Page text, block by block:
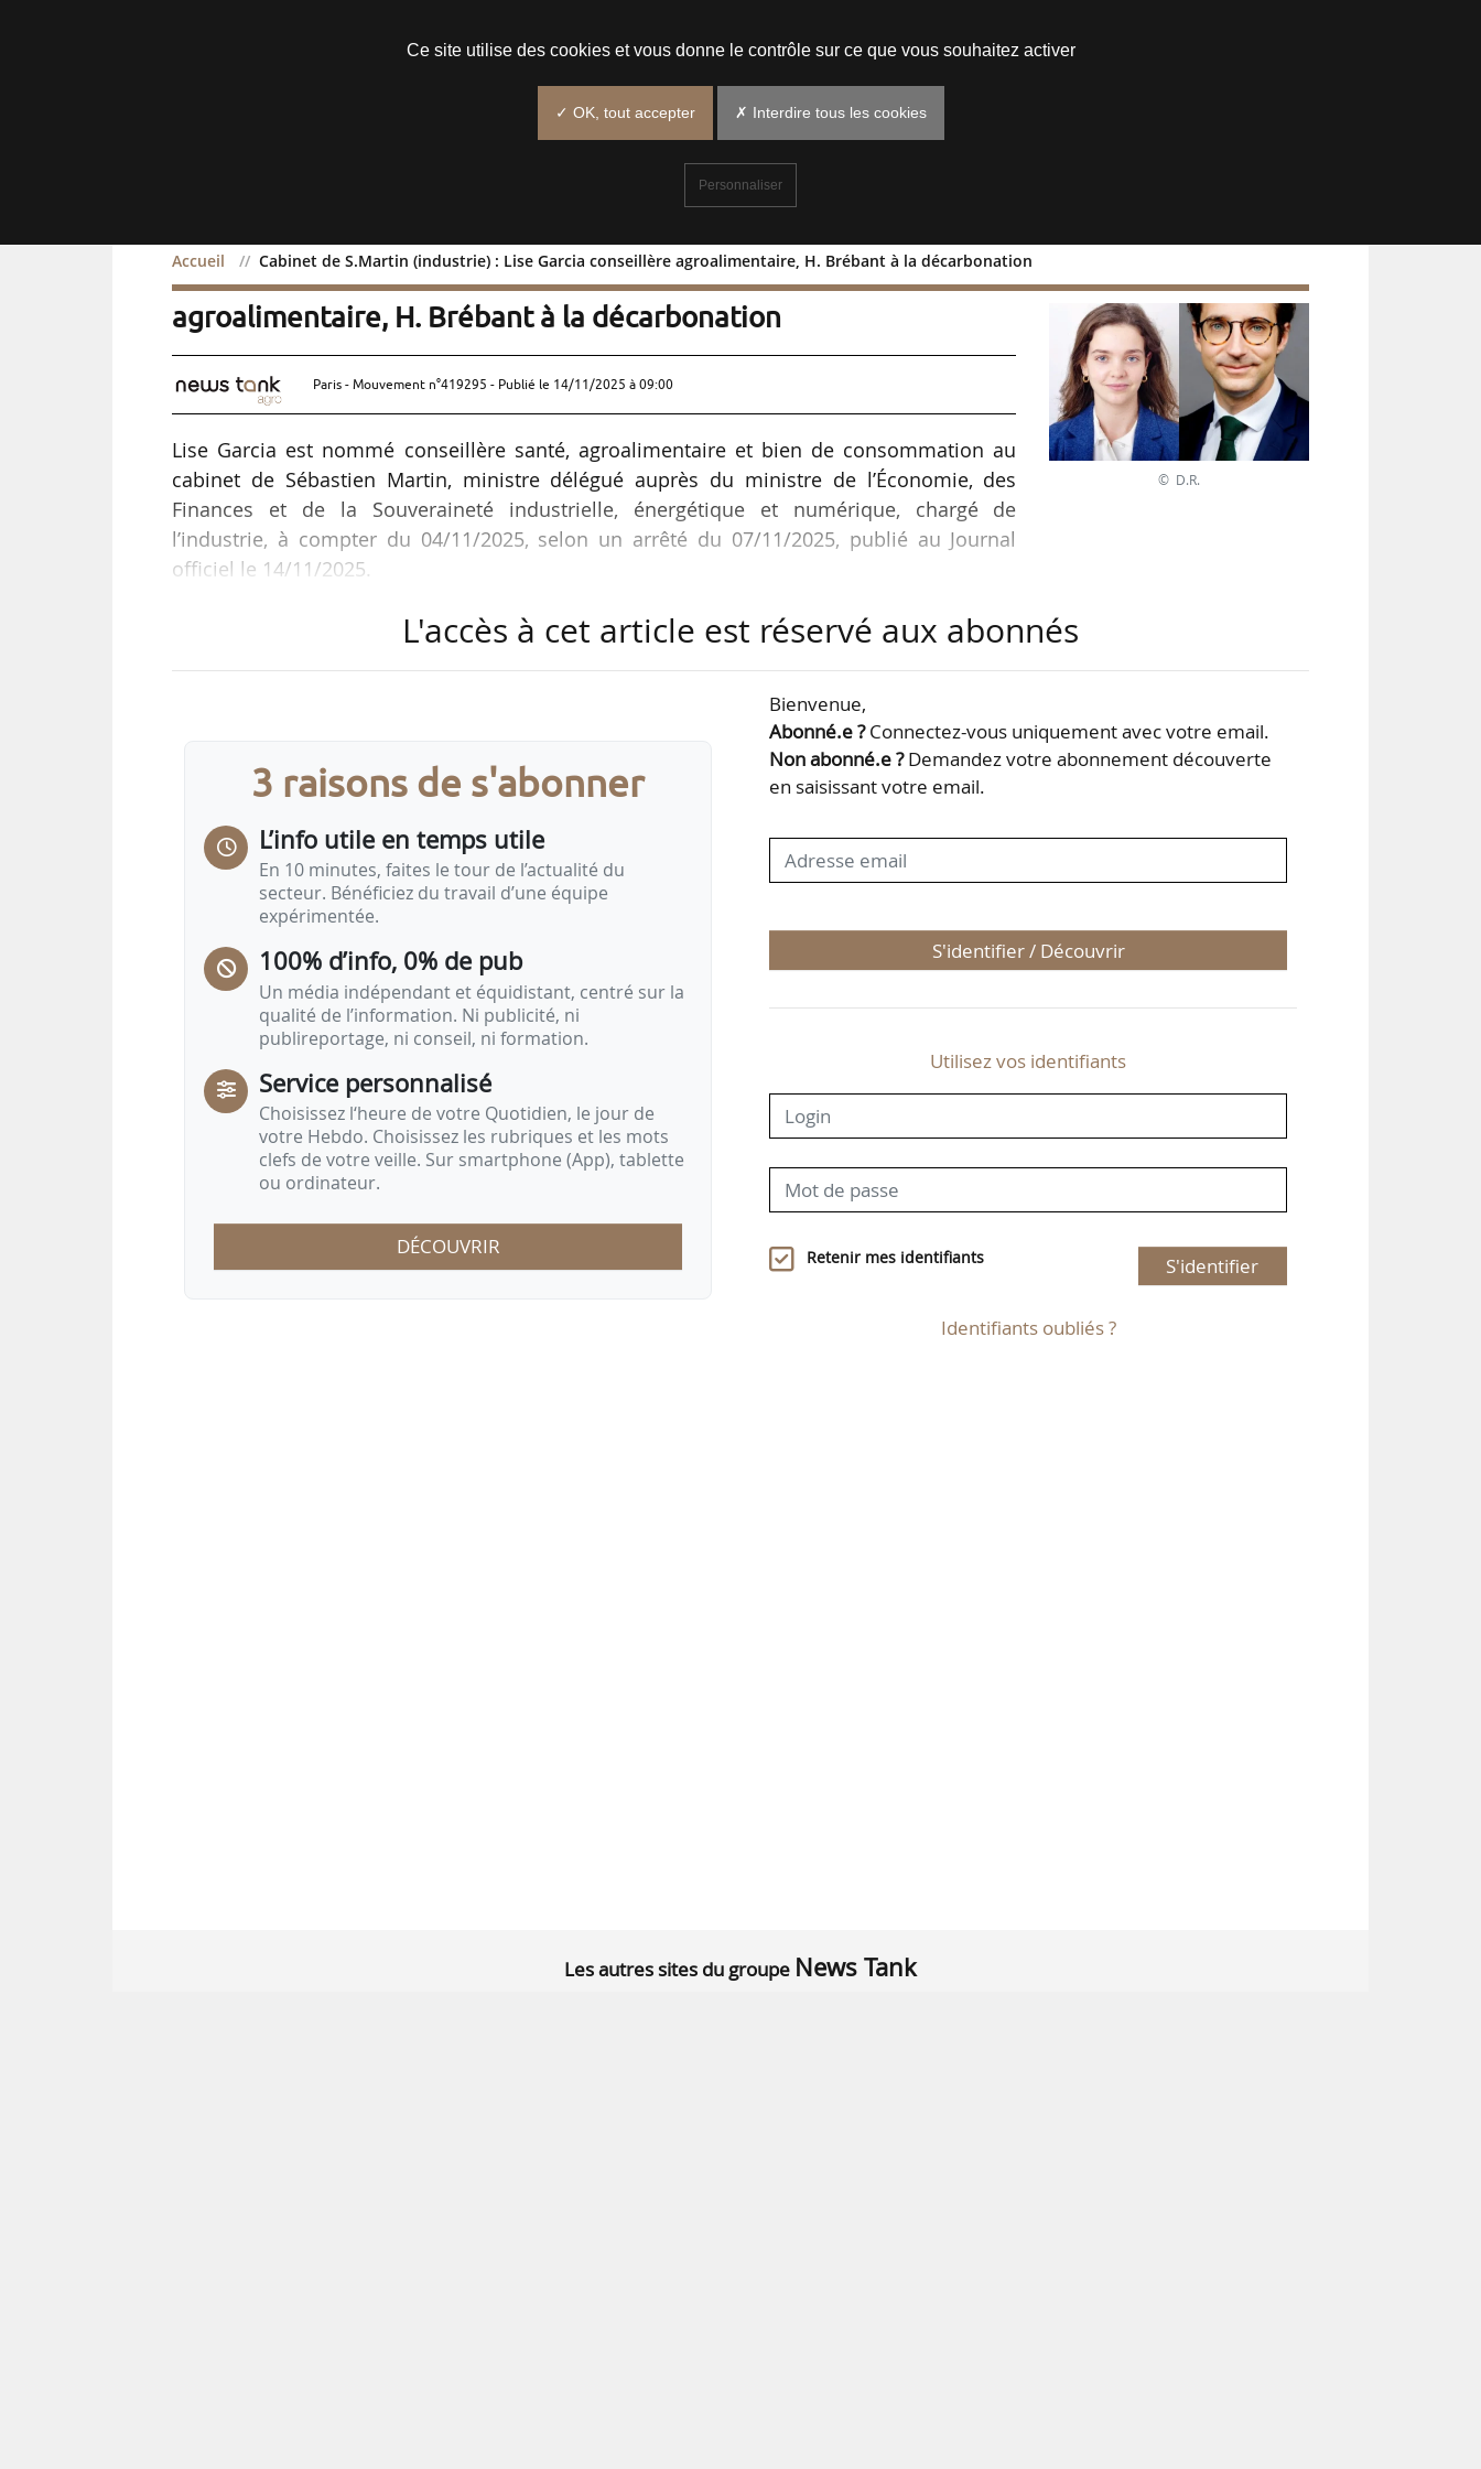
Accueil Cabinet de S.Martin (industrie) : Lise Garcia conseillère agroalimentaire, H. Brébant à la décarbonation
Cabinet de S.Martin (industrie) : Lise Garcia conseillère
agroalimentaire, H. Brébant à la décarbonation
Paris - Mouvement n°419295 - Publié le 14/11/2025 à 09:00
Lise Garcia est nommé conseillère santé, agroalimentaire et bien de consommation au
cabinet de Sébastien Martin, ministre délégué auprès du ministre de l’Économie, des
Finances et de la Souveraineté industrielle, énergétique et numérique, chargé de
l’industrie, à compter du 04/11/2025, selon un arrêté du 07/11/2025, publié au Journal
officiel le 14/11/2025.
Elle était chargée de mission industries de santé dans des projets européens au sein de la
Henri Brébant est nommé conseiller décarbonation, industries primaires, filières
technologiques et innovation industrielle, à compter du 22/10/2025. Il était jusqu’à
© D.R.
L'accès à cet article est réservé aux abonnés
3 raisons de s'abonner
L’info utile en temps utile
En 10 minutes, faites le tour de l’actualité du
secteur. Bénéficiez du travail d’une équipe
expérimentée.
100% d’info, 0% de pub
Un média indépendant et équidistant, centré sur la
qualité de l’information. Ni publicité, ni
publireportage, ni conseil, ni formation.
Service personnalisé
Choisissez l‘heure de votre Quotidien, le jour de
votre Hebdo. Choisissez les rubriques et les mots
clefs de votre veille. Sur smartphone (App), tablette
ou ordinateur.
DÉCOUVRIR
Bienvenue,
Abonné.e ?Connectez-vous uniquement avec votre email.
Non abonné.e ?Demandez votre abonnement découverte
en saisissant votre email.
S'identifier / Découvrir
Utilisez vos identifiants
Retenir mes identifiants S'identifier
Identifiants oubliés ?
Les autres sites du groupe News Tank
Ce site utilise des cookies et vous donne le contrôle sur ce que vous souhaitez activer
✓ OK, tout accepter ✗ Interdire tous les cookies
Personnaliser